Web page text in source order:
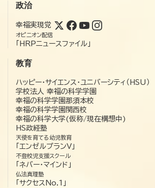
政治
幸福実現党
オピニオン配信
「HRPニュースファイル」
教育
ハッピー・サイエンス・ユニバーシティ（HSU）
学校法人 幸福の科学学園
幸福の科学学園那須本校
幸福の科学学園関西校
幸福の科学大学(仮称/現在構想中)
HS政経塾
天使を育てる幼児教育
「エンゼルプランV」
不登校児支援スクール
「ネバー・マインド」
仏法真理塾
「サクセスNo.1」